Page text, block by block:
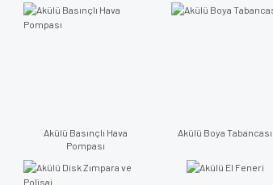
Akülü Basınçlı Hava
Pompası
Akülü Boya Tabancası